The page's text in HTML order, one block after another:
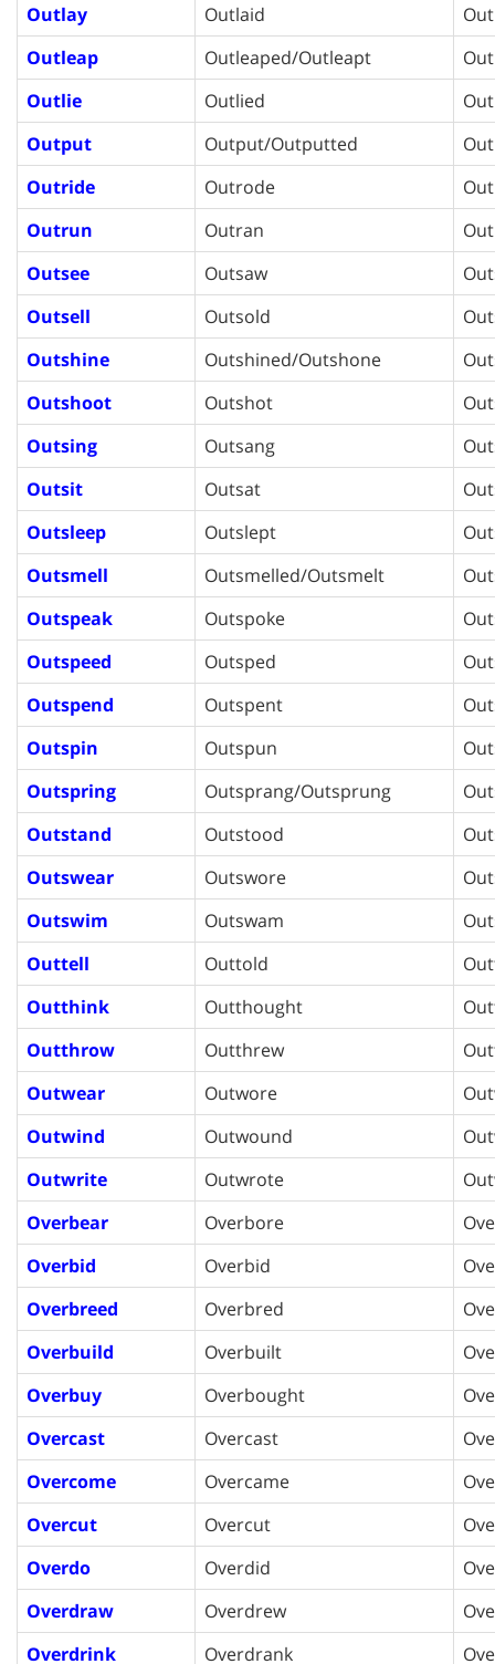
Outlay
Outlaid
Outleap
Outleaped/Outleapt
Outlie
Outlied
Output
Output/Outputted
Outride
Outrode
Outrun
Outran
Outsee
Outsaw
Outsell
Outsold
Outshine
Outshined/Outshone
Outshoot
Outshot
Outsing
Outsang
Outsit
Outsat
Outsleep
Outslept
Outsmell
Outsmelled/Outsmelt
Outspeak
Outspoke
Outspeed
Outsped
Outspend
Outspent
Outspin
Outspun
Outspring
Outsprang/Outsprung
Outstand
Outstood
Outswear
Outswore
Outswim
Outswam
Outtell
Outtold
Outthink
Outthought
Outthrow
Outthrew
Outwear
Outwore
Outwind
Outwound
Outwrite
Outwrote
Overbear
Overbore
Overbid
Overbid
Overbreed
Overbred
Overbuild
Overbuilt
Overbuy
Overbought
Overcast
Overcast
Overcome
Overcame
Overcut
Overcut
Overdo
Overdid
Overdraw
Overdrew
Overdrink
Overdrank